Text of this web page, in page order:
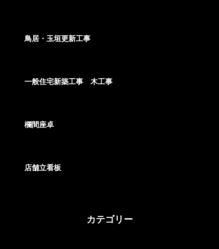
鳥居・玉垣更新工事
一般住宅新築工事 木工事
欄間座卓
店舗立看板
カテゴリー